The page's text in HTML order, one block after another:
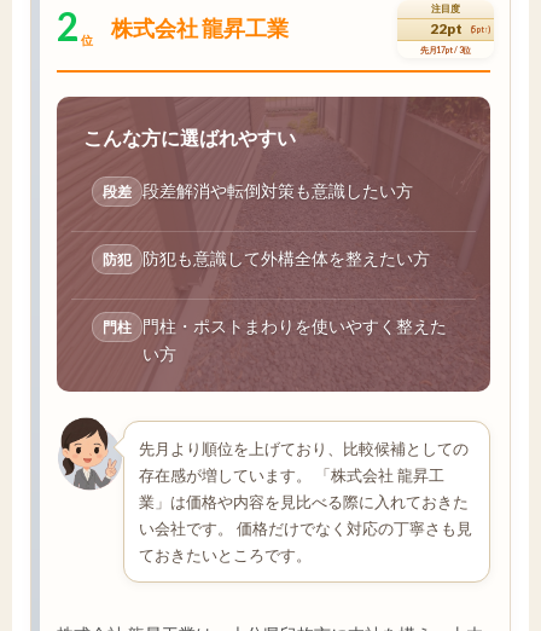
2 位 株式会社 龍昇工業
注目度
22pt (5pt↑)
先月17pt / 3位
こんな方に選ばれやすい
段差 段差解消や転倒対策も意識したい方
防犯 防犯も意識して外構全体を整えたい方
門柱
門柱・ポストまわりを使いやすく整えた
い方
先月より順位を上げており、比較候補としての
存在感が増しています。 「株式会社 龍昇工
業」は価格や内容を見比べる際に入れておきた
い会社です。 価格だけでなく対応の丁寧さも見
ておきたいところです。